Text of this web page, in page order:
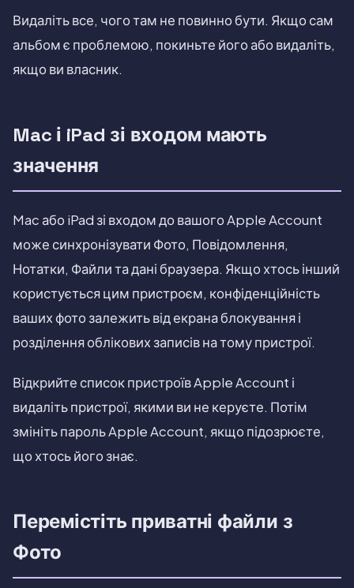
Видаліть все, чого там не повинно бути. Якщо сам
альбом є проблемою, покиньте його або видаліть,
якщо ви власник.
Mac і iPad зі входом мають
значення
Mac або iPad зі входом до вашого Apple Account
може синхронізувати Фото, Повідомлення,
Нотатки, Файли та дані браузера. Якщо хтось інший
користується цим пристроєм, конфіденційність
ваших фото залежить від екрана блокування і
розділення облікових записів на тому пристрої.
Відкрийте список пристроїв Apple Account і
видаліть пристрої, якими ви не керуєте. Потім
змініть пароль Apple Account, якщо підозрюєте,
що хтось його знає.
Перемістіть приватні файли з
Фото